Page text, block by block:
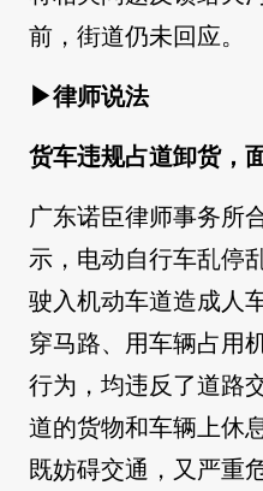
前，街道仍未回应。
▶律师说法
货车违规占道卸货，
广东诺臣律师事务所
示，电动自行车乱停
驶入机动车道造成人
穿马路、用车辆占用
行为，均违反了道路
道的货物和车辆上休
既妨碍交通，又严重